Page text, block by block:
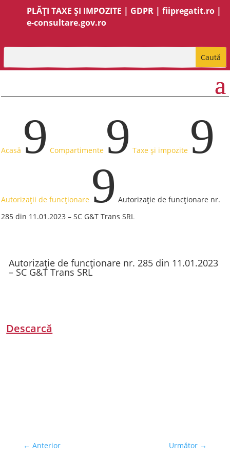
PLĂȚI TAXE ȘI IMPOZITE | GDPR |fiipregatit.ro |
e-consultare.gov.ro
Acasă 9 Compartimente 9 Taxe și impozite 9
Autorizații de funcționare 9 Autorizație de funcționare nr.
285 din 11.01.2023 – SC G&T Trans SRL
Autorizație de funcționare nr. 285 din 11.01.2023
– SC G&T Trans SRL
Descarcă
← Anterior Următor →